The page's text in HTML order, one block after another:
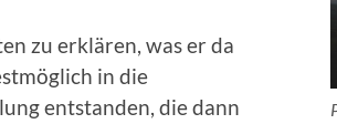
zu erklären, was er da
in die
entstanden, die dann